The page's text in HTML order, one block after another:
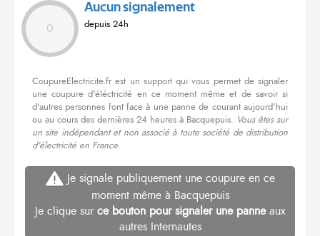
0
Aucun signalement
depuis 24h
CoupureElectricite.fr est un support qui vous permet de signaler
une coupure d'éléctricité en ce moment même et de savoir si
d'autres personnes font face à une panne de courant aujourd'hui
ou au cours des dernières 24 heures à Bacquepuis. Vous êtes sur
un site indépendant et non associé à toute société de distribution
d'électricité en France.
Je signale publiquement une coupure en ce
moment même à Bacquepuis
Je clique sur ce bouton pour signaler une panneaux
autres Internautes